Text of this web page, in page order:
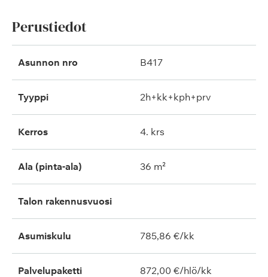
Perustiedot
Asunnon nro B417
Tyyppi 2h+kk+kph+prv
Kerros 4. krs
Ala (pinta-ala) 36 m²
Talon rakennusvuosi
Asumiskulu 785,86 €/kk
Palvelupaketti 872,00 €/hlö/kk